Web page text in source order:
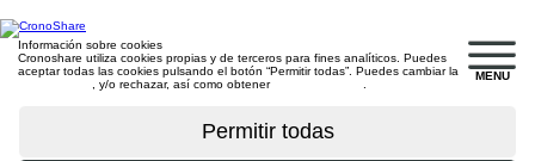
MENU
Información sobre cookies
Cronoshare utiliza cookies propias y de terceros para fines analíticos. Puedes
aceptar todas las cookies pulsando el botón “Permitir todas”. Puedes cambiar la
, y/o rechazar, así como obtener